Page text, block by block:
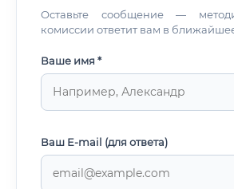
Оставьте сообщение —
комиссии ответит вам в
Ваше имя *
Ваш E-mail (для ответа)